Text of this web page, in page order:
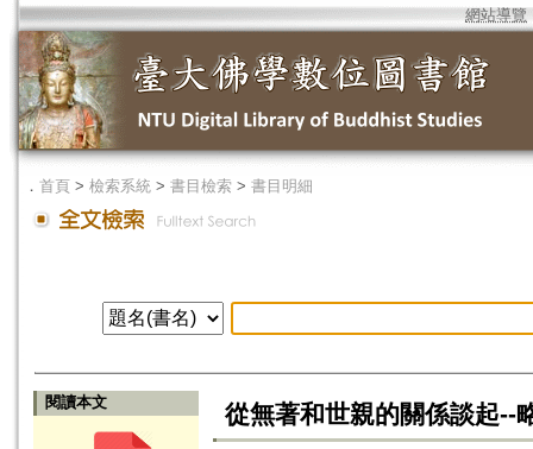
網站導覽
． 首頁 > 檢索系統 > 書目檢索 > 書目明細
閱讀本文 從無著和世親的關係談起--